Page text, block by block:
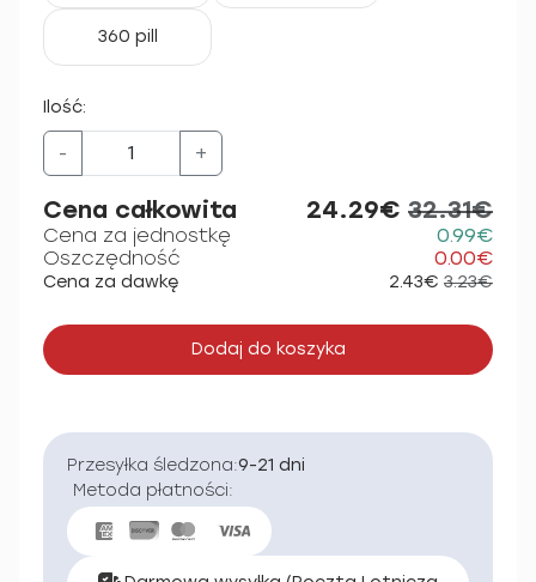
360 pill
Ilość:
- +
Cena całkowita 24.29€ 32.31€
Cena za jednostkę
0.99€
Oszczędność
0.00€
Cena za dawkę 2.43€ 3.23€
Dodaj do koszyka
Przesyłka śledzona:9-21 dni
Metoda płatności: